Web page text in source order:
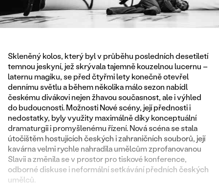
Skleněný kolos, který byl v průběhu posledních desetiletí
temnou jeskyní, jež skrývala tajemně kouzelnou lucernu –
laternu magiku, se před čtyřmi lety konečně otevřel
dennímu světlu a během několika málo sezon nabídl
českému divákovi nejen žhavou současnost, ale i výhled
do budoucnosti. Možnosti Nové scény, její přednosti i
nedostatky, byly využity maximálně díky konceptuální
dramaturgii i promyšlenému řízení. Nová scéna se stala
útočištěm hostujících českých i zahraničních souborů, její
kavárna velmi rychle nahradila umělcům zprofanovanou
Slavii a změnila se v prostor pro tiskové konference,
odborné diskuse i neformální setkávání předních českých
umělců.